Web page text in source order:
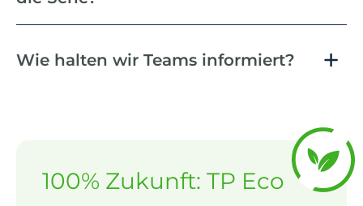
Wie halten wir Teams informiert?
100% Zukunft: TP Eco